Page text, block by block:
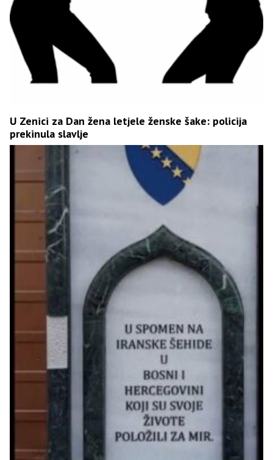
U Zenici za Dan žena letjele ženske šake: policija
prekinula slavlje